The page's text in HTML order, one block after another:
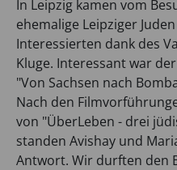
In Leipzig kamen vom
ehemalige Leipziger
Interessierten dank des
Kluge. Interessant war
"Von Sachsen nach
Nach den
von "ÜberLeben - drei
standen Avishay und
Antwort. Wir durften den